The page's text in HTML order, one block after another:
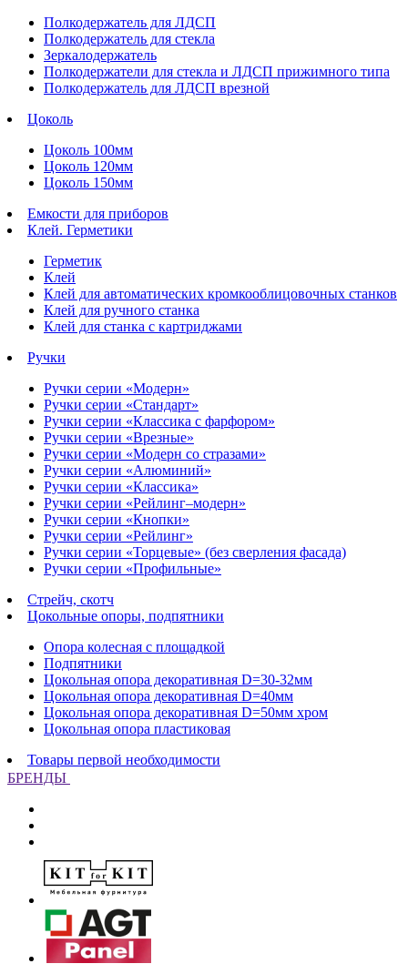
Полкодержатель для ЛДСП
Полкодержатель для стекла
Зеркалодержатель
Полкодержатели для стекла и ЛДСП прижимного типа
Полкодержатель для ЛДСП врезной
Цоколь
Цоколь 100мм
Цоколь 120мм
Цоколь 150мм
Емкости для приборов
Клей. Герметики
Герметик
Клей
Клей для автоматических кромкооблицовочных станков
Клей для ручного станка
Клей для станка с картриджами
Ручки
Ручки серии «Модерн»
Ручки серии «Стандарт»
Ручки серии «Классика с фарфором»
Ручки серии «Врезные»
Ручки серии «Модерн со стразами»
Ручки серии «Алюминий»
Ручки серии «Классика»
Ручки серии «Рейлинг–модерн»
Ручки серии «Кнопки»
Ручки серии «Рейлинг»
Ручки серии «Торцевые» (без сверления фасада)
Ручки серии «Профильные»
Стрейч, скотч
Цокольные опоры, подпятники
Опора колесная с площадкой
Подпятники
Цокольная опора декоративная D=30-32мм
Цокольная опора декоративная D=40мм
Цокольная опора декоративная D=50мм хром
Цокольная опора пластиковая
Товары первой необходимости
БРЕНДЫ